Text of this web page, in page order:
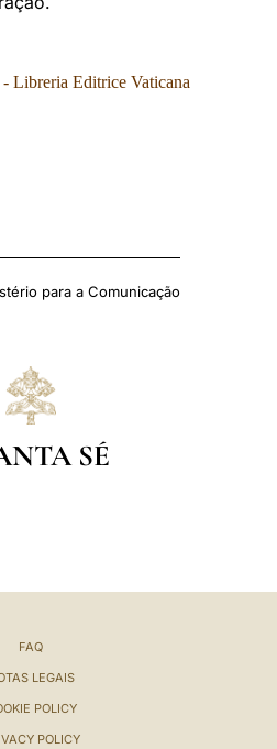
Libreria Editrice Vaticana
para a Comunicação
SÉ
FAQ
LEGAIS
POLICY
POLICY